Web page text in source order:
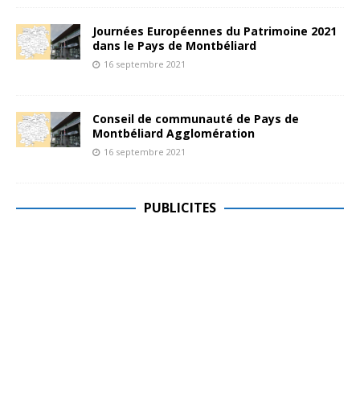
Journées Européennes du Patrimoine 2021
dans le Pays de Montbéliard
16 septembre 2021
Conseil de communauté de Pays de
Montbéliard Agglomération
16 septembre 2021
PUBLICITES